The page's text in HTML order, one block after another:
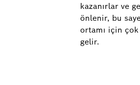
kazanırlar ve
önlenir, bu
ortamı için
gelir.